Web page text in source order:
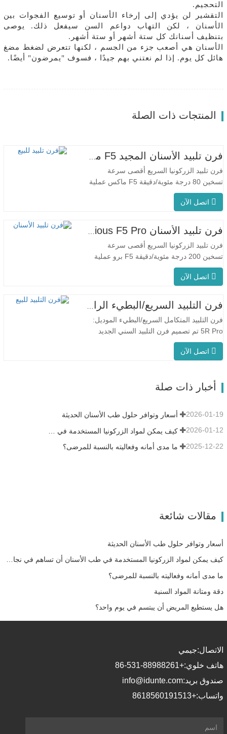
التحجيم.
التقشير لن يؤدي إلى إرخاء الأسنان أو توسيع الفجوات بين
الأسنان ، لكن التهاب دواعم السن سيفعل ذلك. يوصى
بتنظيف أسنانك كل ستة أشهر أو ستة أشهر.
الأسنان هي أصعب جزء من الجسم ، لكنها تتعرض لضغط مضغ
هائل كل يوم. إذا لم نعتني بهم جيدًا ، فسوف "يمرضون" أيضًا.
المنتجات ذات الصلة
فرن تلبيد الأسنان المجيد F5 ماكس
فرن تلبيد الزركونيا السريع أقصى سرعة
تسخين 80 درجة مئوية/دقيقة F5 ماكس عملية
مبتكرة درجة حرارة الفرن الموحدة يتميز جهاز
360 درجة درجة حرارة موحدة للفرن ونتائج
تلبيد متسقة. مناسبة للتطبيقات المخبرية بفضل
معدل…
اتصل الآن
فرن تلبيد الزركونيا السريع أقصى سرعة
تسخين 200 درجة مئوية/دقيقة F5 برو عملية
360 درجة درجة حرارة موحدة للفرن ونتائج
تلبيد متسقة. يُعد جهاز F5 Pro مثاليًا
للاستخدام…
اتصل الآن
فرن التلبيد المتكامل السريع/البطيء الموديل:
5R Pro تم تصميم فرن التلبيد السني الجديد
خصيصًا لطب الأسنان، مع وقت إطلاق سريع
يصل إلى 90 دقيقة. إنه أكثر ذكاءً وكفاءةً، مما
تاجًا في 90 دقيقة على الأكثر.…
اتصل الآن
أخبار ذات صلة
أسعار وتوافر حلول طب الأسنان الحديثة 2026-01-19
2026-01-12
ما مدى أمانه وفعاليته بالنسبة للمرضى؟ 2025-12-22
مقالات شائعة
أسعار وتوافر حلول طب الأسنان الحديثة
كيف يمكن لمواد الزركونيا المستخدمة في طب الأسنان أن تساهم في نجاحك؟
ما مدى أمانه وفعاليته بالنسبة للمرضى؟
دقة ومتانة المواد السنية
هل يستطيع المريض أن يبتسم في يوم واحد؟
الاتصال:جيمي
هاتف خلوي:+86-531-88988261
صندوق بريد:info@idunte.com
واتساب:+8618560191513